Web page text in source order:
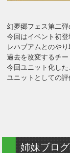
幻夢郷フェス第二弾
今回はイベント初登
レハブアムとのや
過去を改変するチ
今回ユニット化し
ユニットとしての評
姉妹ブロ